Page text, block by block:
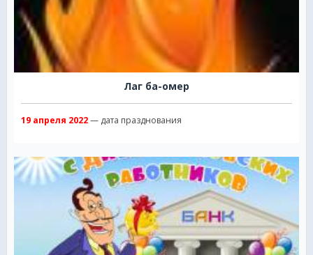
Лаг ба-омер
19 апреля 2022— дата празднования